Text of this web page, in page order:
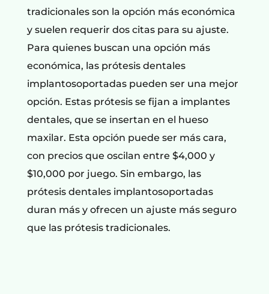
tradicionales son la opción más económica
y suelen requerir dos citas para su ajuste.
Para quienes buscan una opción más
económica, las prótesis dentales
implantosoportadas pueden ser una mejor
opción. Estas prótesis se fijan a implantes
dentales, que se insertan en el hueso
maxilar. Esta opción puede ser más cara,
con precios que oscilan entre $4,000 y
$10,000 por juego. Sin embargo, las
prótesis dentales implantosoportadas
duran más y ofrecen un ajuste más seguro
que las prótesis tradicionales.